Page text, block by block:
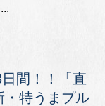
間！！「直
・特うまプル